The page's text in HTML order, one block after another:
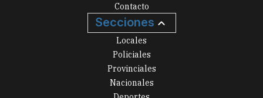
Contacto
Secciones
Locales
Policiales
Provinciales
Nacionales